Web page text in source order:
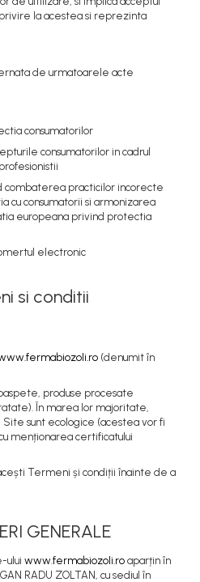
la acestea si reprezinta
de urmatoarele acte
consumatorilor
consumatorilor in cadrul
combaterea practicilor incorecte
cu consumatorii si armonizarea
europeana privind protectia
electronic
si conditii
(denumit în
produse procesate
În marea lor majoritate,
sunt ecologice (acestea vor fi
menționarea certificatului
Termeni și condiții înainte de a
GENERALE
ului www.fermabiozoli.ro aparțin în
RADU ZOLTAN, cu sediul în